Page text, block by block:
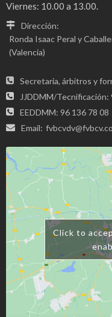
Viernes: 10.00 a 13.00.
Dirección:
Ronda Isaac Peral y
(Valencia)
Secretaria, árbitros y
JJDDMM/Tecnificación:
EEDDMM: 96 136 78 08
Email:
Click to